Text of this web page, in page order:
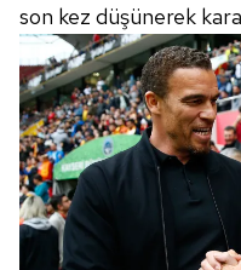
son kez düşünerek